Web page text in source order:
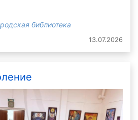
библиотека
13.07.2026